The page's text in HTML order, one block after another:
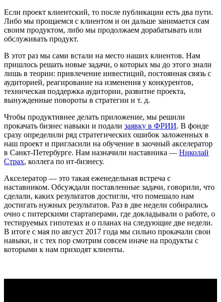
Если проект клиентский, то после публикации есть два пути.
Либо мы прощаемся с клиентом и он дальше занимается сам
своим продуктом, либо мы продолжаем дорабатывать или
обслуживать продукт.
В этот раз мы сами встали на место наших клиентов. Нам
пришлось решать новые задачи, о которых мы до этого знали
лишь в теории: привлечение инвестиций, постоянная связь с
аудиторией, реагирование на изменения у конкурентов,
техническая поддержка аудитории, развитие проекта,
вынужденные повороты в стратегии и т. д.
Чтобы продуктивнее делать приложение, мы решили
прокачать бизнес навыки и подали заявку в ФРИИ. В фонде
сразу определили ряд стратегических ошибок заложенных в
наш проект и пригласили на обучение в заочный акселератор
в Санкт-Петербурге. Нам назначили наставника — Николай
Страх, коллега по ит-бизнесу.
Акселератор — это такая еженедельная встреча с
наставником. Обсуждали поставленные задачи, говорили, что
сделали, каких результатов достигли, что помешало нам
достигать нужных результатов. Раз в две недели собирались
очно с питерскими стартаперами, где докладывали о работе, о
тестируемых гипотезах и о планах на следующие две недели.
В итоге с мая по август 2017 года мы сильно прокачали свои
навыки, и с тех пор смотрим совсем иначе на продукты с
которыми к нам приходят клиенты.